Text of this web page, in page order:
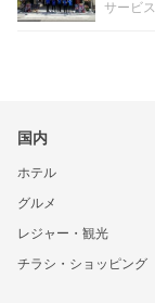
サービス
国内
ホテル
グルメ
レジャー・観光
チラシ・ショッピング